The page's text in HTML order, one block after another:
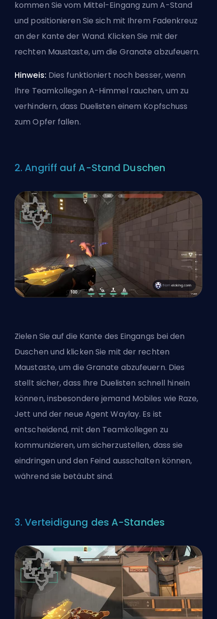
kommen Sie vom Mittel-Eingang zum A-Stand
und positionieren Sie sich mit Ihrem Fadenkreuz
an der Kante der Wand. Klicken Sie mit der
rechten Maustaste, um die Granate abzufeuern.
Hinweis: Dies funktioniert noch besser, wenn
Ihre Teamkollegen A-Himmel rauchen, um zu
verhindern, dass Duelisten einem Kopfschuss
zum Opfer fallen.
2. Angriff auf A-Stand Duschen
Zielen Sie auf die Kante des Eingangs bei den
Duschen und klicken Sie mit der rechten
Maustaste, um die Granate abzufeuern. Dies
stellt sicher, dass Ihre Duelisten schnell hinein
können, insbesondere jemand Mobiles wie Raze,
Jett und der neue Agent Waylay. Es ist
entscheidend, mit den Teamkollegen zu
kommunizieren, um sicherzustellen, dass sie
eindringen und den Feind ausschalten können,
während sie betäubt sind.
3. Verteidigung des A-Standes